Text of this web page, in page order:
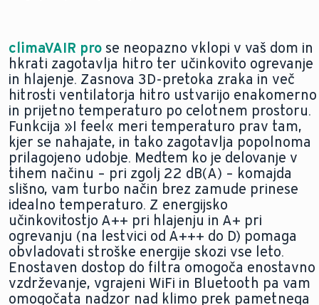
climaVAIR pro se neopazno vklopi v vaš dom in
hkrati zagotavlja hitro ter učinkovito ogrevanje
in hlajenje. Zasnova 3D-pretoka zraka in več
hitrosti ventilatorja hitro ustvarijo enakomerno
in prijetno temperaturo po celotnem prostoru.
Funkcija »I feel« meri temperaturo prav tam,
kjer se nahajate, in tako zagotavlja popolnoma
prilagojeno udobje. Medtem ko je delovanje v
tihem načinu – pri zgolj 22 dB(A) – komajda
slišno, vam turbo način brez zamude prinese
idealno temperaturo. Z energijsko
učinkovitostjo A++ pri hlajenju in A+ pri
ogrevanju (na lestvici od A+++ do D) pomaga
obvladovati stroške energije skozi vse leto.
Enostaven dostop do filtra omogoča enostavno
vzdrževanje, vgrajeni WiFi in Bluetooth pa vam
omogočata nadzor nad klimo prek pametnega